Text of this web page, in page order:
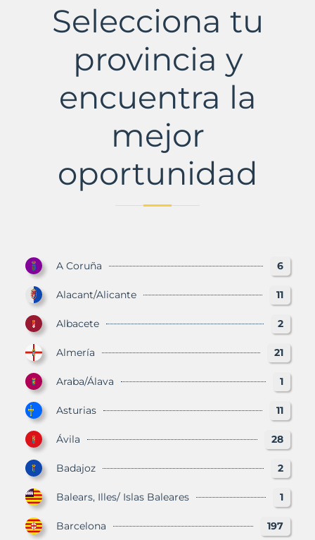
MurbalandsSelecciona tu
provincia y
encuentra la
mejor
oportunidad
A Coruña 6
Alacant/Alicante 11
Albacete 2
Almería 21
Araba/Álava 1
Asturias 11
Ávila 28
Badajoz 2
Balears, Illes/ Islas Baleares 1
Barcelona 197